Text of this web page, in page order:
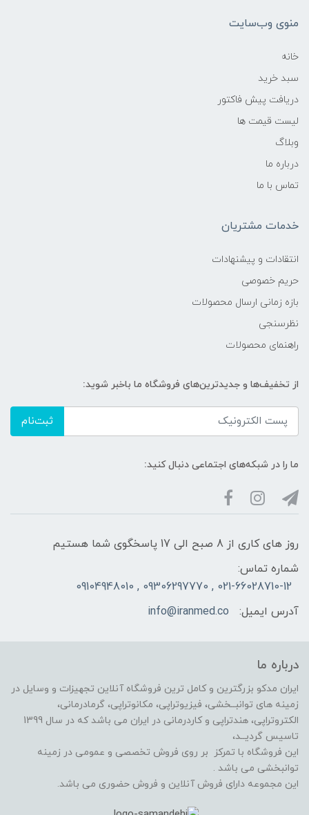
منوی وب‌سایت
خانه
سبد خرید
دریافت پیش فاکتور
لیست قیمت ها
وبلاگ
درباره ما
تماس با ما
خدمات مشتریان
انتقادات و پیشنهادات
حریم خصوصی
بازه زمانی ارسال محصولات
نظرسنجی
راهنمای محصولات
از تخفیف‌ها و جدیدترین‌های فروشگاه ما باخبر شوید:
ثبت‌نام
ما را در شبکه‌های اجتماعی دنبال کنید:
روز های کاری از 8 صبح الی 17 پاسخگوی شما هستیم
شماره تماس:
021-66028710-12 , 09306297770 , 09104948010
آدرس ایمیل:
info@iranmed.co
درباره ما
ایران مدکو بزرگترین و کامل ترین فروشگاه آنلاین تجهیزات و وسایل در
زمینه های توانبــخشی، فیزیوتراپی، مکانوتراپی، گرمادرمانی،
الکتروتراپی، هندتراپی و کاردرمانی در ایران می باشد که در سال 1399
تاسیس گردیــد،
این فروشگاه با تمرکز بر روی فروش تخصصی و عمومی در زمینه
توانبخشی می باشد .
این مجموعه دارای فروش آنلاین و فروش حضوری می باشد.